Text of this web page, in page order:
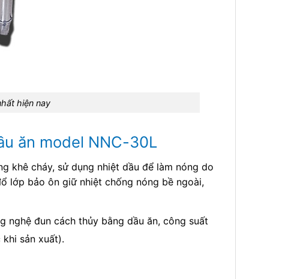
hiện nay
ăn model NNC-30L
khê cháy, sử dụng nhiệt dầu để làm nóng do
lớp bảo ôn giữ nhiệt chống nóng bề ngoài,
nghệ đun cách thủy bằng dầu ăn, công suất
sản xuất).